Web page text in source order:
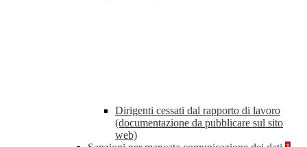
Dirigenti cessati dal rapporto di lavoro
(documentazione da pubblicare sul sito
web)